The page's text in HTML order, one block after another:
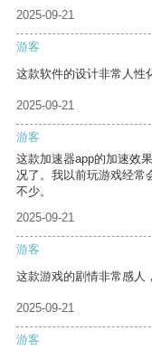
2025-09-21
游客
这款软件的设计非常人性
2025-09-21
游客
这款加速器app的加速效
况了。我以前玩游戏经常
不少。
2025-09-21
游客
这款游戏的剧情非常感人
2025-09-21
游客